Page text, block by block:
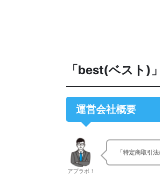
「best(ベスト)
運営会社概要
アプラボ！
「特定商取引